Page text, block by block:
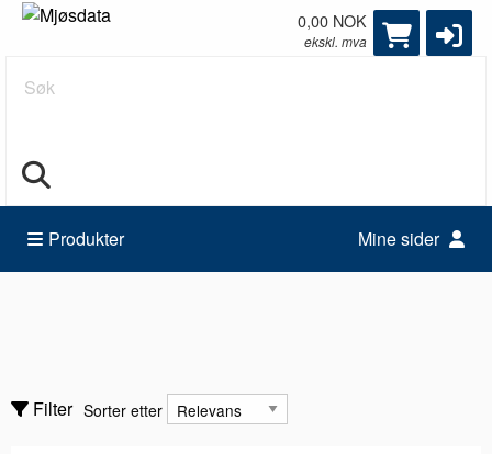
0,00 NOK
ekskl. mva
Søk
Produkter Mine sider
Adaptere
Filter Sorter etter
Sorter etter